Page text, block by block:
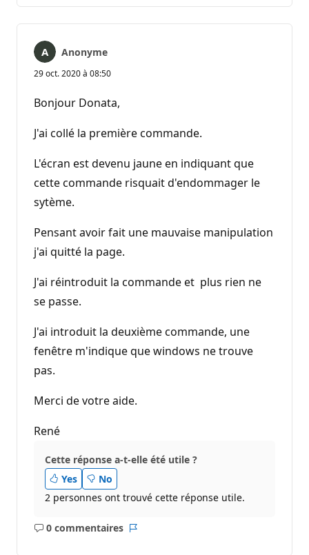
Anonyme
29 oct. 2020 à 08:50
Bonjour Donata,
J'ai collé la première commande.
L'écran est devenu jaune en indiquant que
cette commande risquait d'endommager le
sytème.
Pensant avoir fait une mauvaise manipulation
j'ai quitté la page.
J'ai réintroduit la commande et plus rien ne
se passe.
J'ai introduit la deuxième commande, une
fenêtre m'indique que windows ne trouve
pas.
Merci de votre aide.
René
Cette réponse a-t-elle été utile ?
Yes
No
2 personnes ont trouvé cette réponse utile.
0 commentaires
Aucun